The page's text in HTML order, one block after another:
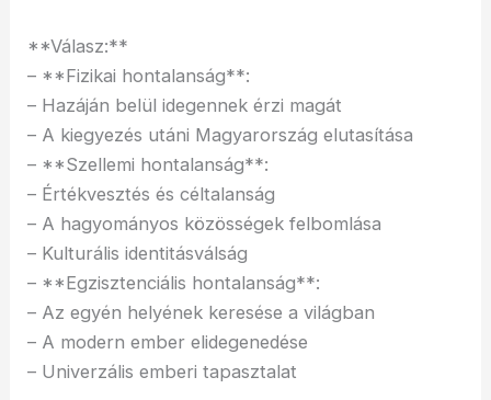
**Válasz:**
– **Fizikai hontalanság**:
– Hazáján belül idegennek érzi magát
– A kiegyezés utáni Magyarország elutasítása
– **Szellemi hontalanság**:
– Értékvesztés és céltalanság
– A hagyományos közösségek felbomlása
– Kulturális identitásválság
– **Egzisztenciális hontalanság**:
– Az egyén helyének keresése a világban
– A modern ember elidegenedése
– Univerzális emberi tapasztalat